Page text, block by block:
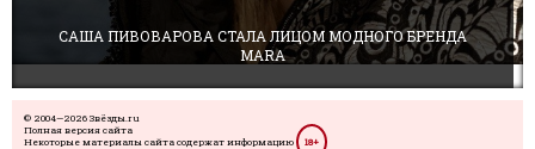
САША ПИВОВАРОВА СТАЛА ЛИЦОМ МОДНОГО БРЕНДА
MARA
© 2004—2026 Звёзды.ru
Полная версия сайта
Некоторые материалы сайта содержат информацию
18+